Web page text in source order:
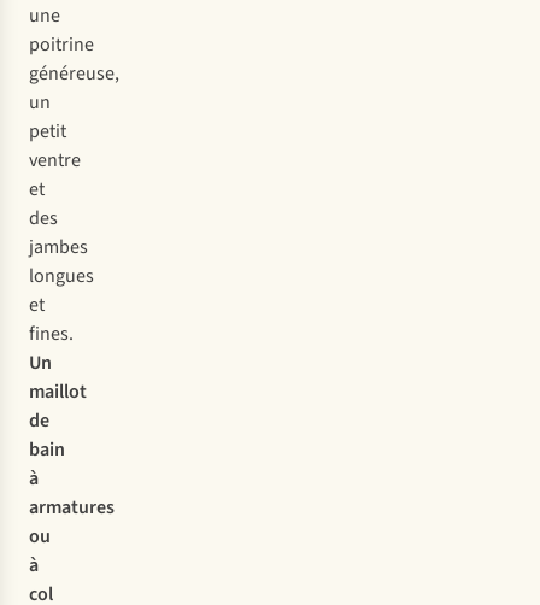
une
poitrine
généreuse,
un
petit
ventre
et
des
jambes
longues
et
fines.
Un
maillot
de
bain
à
armatures
ou
à
col